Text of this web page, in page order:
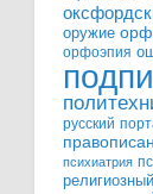
оружие
орфоэпия
русский
психиатрия
религиозный